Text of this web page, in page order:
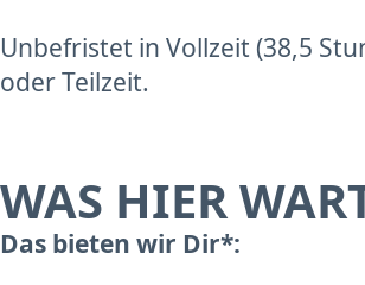
Unbefristet in Vollzeit (38,5
oder Teilzeit.
WAS HIER
Das bieten wir Dir*: